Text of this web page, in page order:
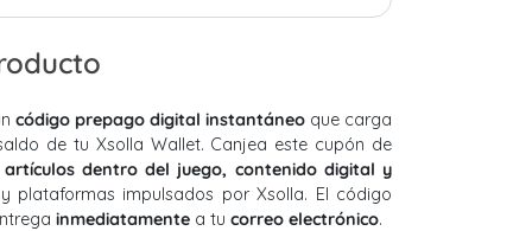
código prepago digital instantáneo que carga
de tu Xsolla Wallet. Canjea este cupón de
artículos dentro del juego, contenido digital y
plataformas impulsados por Xsolla. El código
inmediatamente a tu correo electrónico.